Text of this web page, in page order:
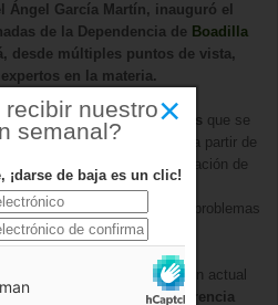
Ángel García Martín, inauguró el
de la Dependencia de Boadilla
desde múltiples puntos de vista,
en la materia.
se divide en cuatro bloques que se
residencia Virgen del Pilar a partir de
bloques contó con la celebración de
de ayuda a domicilio’ y a
‘Alimentación asociada a problemas
naturista Celia Tárraga.
redonda, se trató la ‘Situación actual
seguida de
la conferencia
×
recibir nuestro
semanal?
¡darse de baja es un clic!